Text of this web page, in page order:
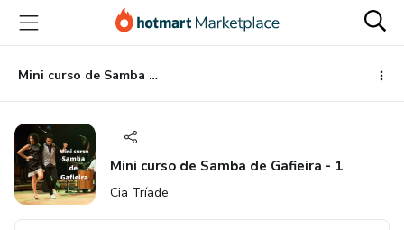
para
conteúdo
principal
para
pagamento
para
rodapé
Mini curso de Samba de Gafieira - 1
Mini curso de Samba de Gafieira - 1
Cia Tríade